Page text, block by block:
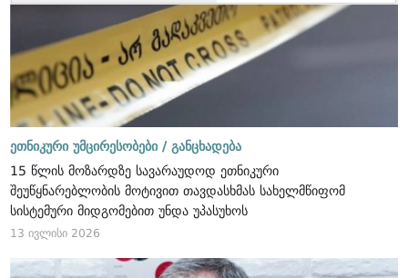
ეთნიკური უმცირესობები / განცხადება
15 წლის მოზარდზე სავარაუდოდ ეთნიკური
შეუწყნარებლობის მოტივით თავდასხმას სახელმწიფომ
სისტემური მიდგომებით უნდა უპასუხოს
13 ივლისი 2026